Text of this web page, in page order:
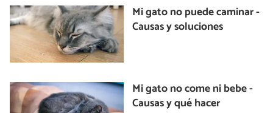
Mi gato no puede caminar -
Causas y soluciones
Mi gato no come ni bebe -
Causas y qué hacer